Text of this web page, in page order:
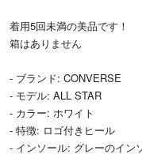
着用5回未満の美品です！
箱はありません
- ブランド: CONVERSE
- モデル: ALL STAR
- カラー: ホワイト
- 特徴: ロゴ付きヒール
- インソール: グレーのイン